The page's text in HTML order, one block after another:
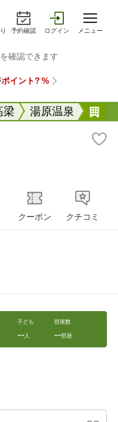
予約確認 ログイン メニュー
梁 湯原温泉
クーポン クチコミ
子ども
--人
部屋数
--部屋